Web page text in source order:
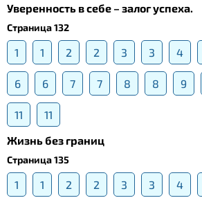
Уверенность в себе – залог успеха.
Страница 132
1 1 2 2 3 3 4
6 6 7 7 8 8 9
11
11
Жизнь без границ
Страница 135
1 1 2 2 3 3 4